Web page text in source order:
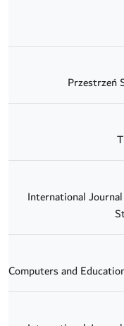
Przestrzeń
International
Computers and